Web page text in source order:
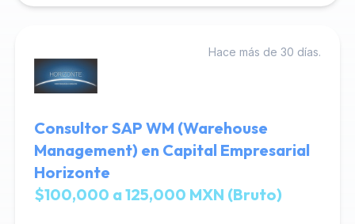
Hace más de 30 días.
Consultor SAP WM (Warehouse
Management) en Capital Empresarial
Horizonte
$100,000 a 125,000 MXN (Bruto)